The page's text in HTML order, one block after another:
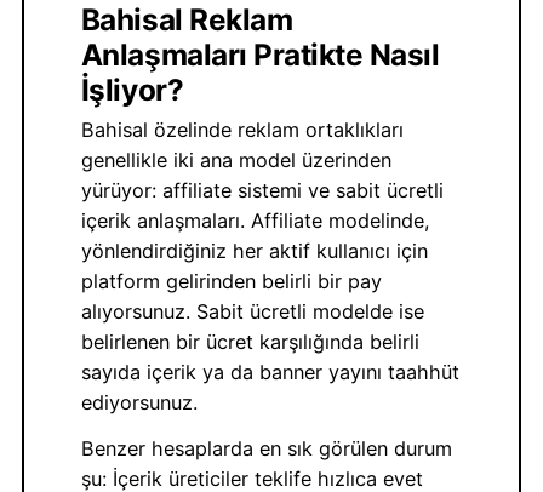
Bahisal Reklam
Anlaşmaları Pratikte Nasıl
İşliyor?
Bahisal özelinde reklam ortaklıkları
genellikle iki ana model üzerinden
yürüyor: affiliate sistemi ve sabit ücretli
içerik anlaşmaları. Affiliate modelinde,
yönlendirdiğiniz her aktif kullanıcı için
platform gelirinden belirli bir pay
alıyorsunuz. Sabit ücretli modelde ise
belirlenen bir ücret karşılığında belirli
sayıda içerik ya da banner yayını taahhüt
ediyorsunuz.
Benzer hesaplarda en sık görülen durum
şu: İçerik üreticiler teklife hızlıca evet